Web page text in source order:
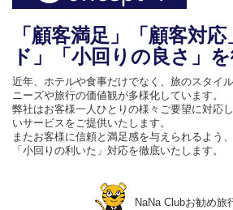
「顧客満足」「顧客対
ド」「小回りの良さ」
近年、ホテルや食事だけでなく、旅のスタイ
ニーズや旅行の価値観が多様化しています。
弊社はお客様一人ひとりの様々ご要望に対応
いサービスをご提供いたします。
またお客様に信頼と満足感を与えられるよう
「小回りの利いた」対応を徹底いたします。
NaNa Clubお勧め旅